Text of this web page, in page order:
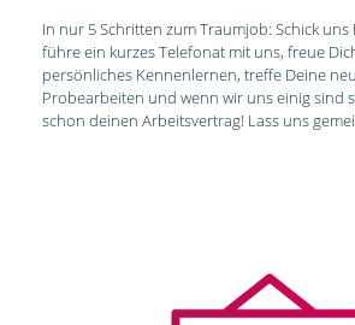
In nur 5 Schritten zum Traumjob: Schick uns
führe ein kurzes Telefonat mit uns, freue
persönliches Kennenlernen, treffe Deine
Probearbeiten und wenn wir uns einig sind
schon deinen Arbeitsvertrag! Lass uns